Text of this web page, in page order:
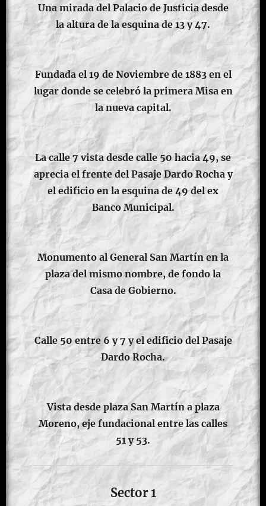
Una mirada del Palacio de Justicia desde
la altura de la esquina de 13 y 47.
Fundada el 19 de Noviembre de 1883 en el
lugar donde se celebró la primera Misa en
la nueva capital.
La calle 7 vista desde calle 50 hacia 49, se
aprecia el frente del Pasaje Dardo Rocha y
el edificio en la esquina de 49 del ex
Banco Municipal.
Monumento al General San Martín en la
plaza del mismo nombre, de fondo la
Casa de Gobierno.
Calle 50 entre 6 y 7 y el edificio del Pasaje
Dardo Rocha.
Vista desde plaza San Martín a plaza
Moreno, eje fundacional entre las calles
51 y 53.
Sector 1